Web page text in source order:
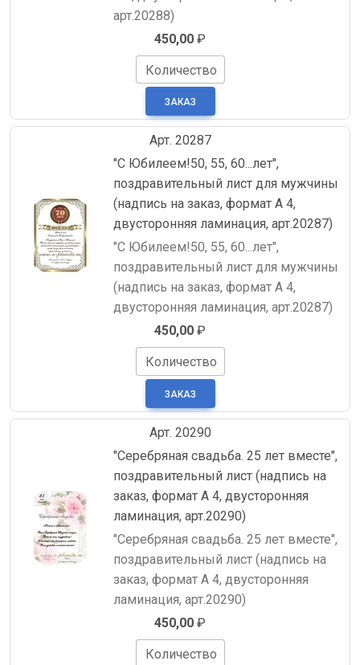
арт.20288)
450,00 ₽
Количество
Арт. 20287
"С Юбилеем!50, 55, 60...лет",
поздравительный лист для мужчины
(надпись на заказ, формат А 4,
двусторонняя ламинация, арт.20287)
"С Юбилеем!50, 55, 60...лет",
поздравительный лист для мужчины
(надпись на заказ, формат А 4,
двусторонняя ламинация, арт.20287)
450,00 ₽
Количество
Арт. 20290
"Серебряная свадьба. 25 лет вместе",
поздравительный лист (надпись на
заказ, формат А 4, двусторонняя
ламинация, арт.20290)
"Серебряная свадьба. 25 лет вместе",
поздравительный лист (надпись на
заказ, формат А 4, двусторонняя
ламинация, арт.20290)
450,00 ₽
Количество